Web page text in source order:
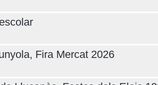
Fira Mercat 2026